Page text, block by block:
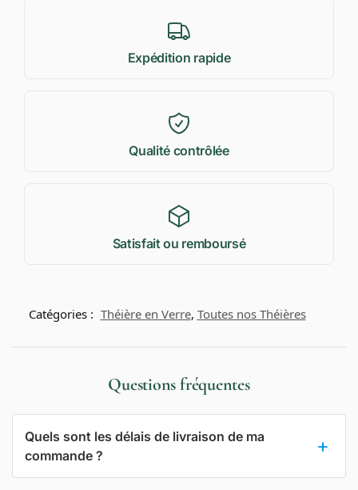
Expédition rapide
Qualité contrôlée
Satisfait ou remboursé
Catégories : Théière en Verre, Toutes nos Théières
Questions fréquentes
Quels sont les délais de livraison de ma
commande ?